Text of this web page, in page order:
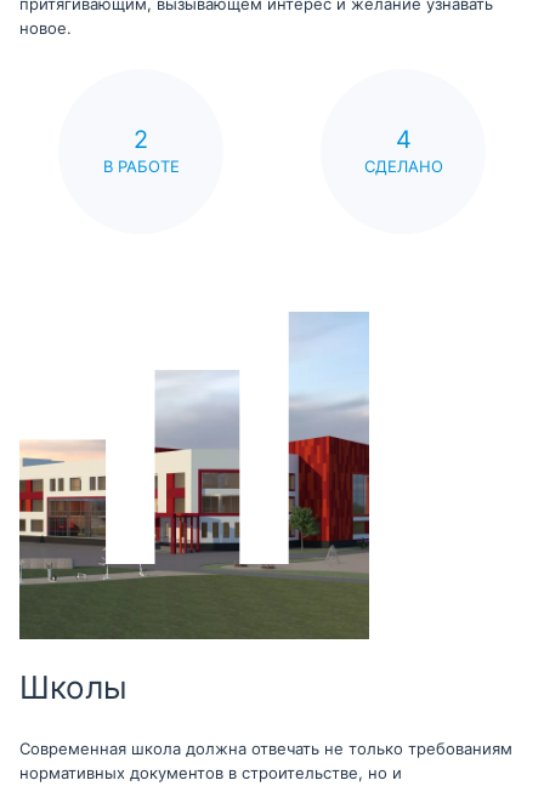
притягивающим, вызывающем интерес и желание узнавать
новое.
2
В РАБОТЕ
4
СДЕЛАНО
Школы
Современная школа должна отвечать не только требованиям
нормативных документов в строительстве, но и